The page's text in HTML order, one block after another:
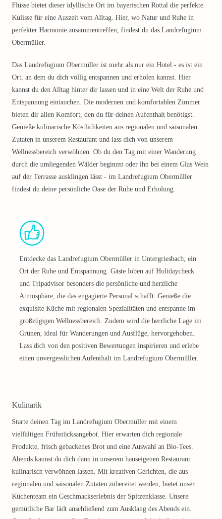
Flüsse bietet dieser idyllische Ort im bayerischen Rottal die perfekte
Kulisse für eine Auszeit vom Alltag. Hier, wo Natur und Ruhe in
perfekter Harmonie zusammentreffen, findest du das Landrefugium
Obermüller.
Das Landrefugium Obermüller ist mehr als nur ein Hotel - es ist ein
Ort, an dem du dich völlig entspannen und erholen kannst. Hier
kannst du den Alltag hinter dir lassen und in eine Welt der Ruhe und
Entspannung eintauchen. Die modernen und komfortablen Zimmer
bieten dir allen Komfort, den du für deinen Aufenthalt benötigst.
Genieße kulinarische Köstlichkeiten aus regionalen und saisonalen
Zutaten in unserem Restaurant und lass dich von unserem
Wellnessbereich verwöhnen. Ob du den Tag mit einer Wanderung
durch die umliegenden Wälder beginnst oder ihn bei einem Glas Wein
auf der Terrasse ausklingen lässt - im Landrefugium Obermüller
findest du deine persönliche Oase der Ruhe und Erholung.
Entdecke das Landrefugium Obermüller in Untergriesbach, ein
Ort der Ruhe und Entspannung. Gäste loben auf Holidaycheck
und Tripadvisor besonders die persönliche und herzliche
Atmosphäre, die das engagierte Personal schafft. Genieße die
exquisite Küche mit regionalen Spezialitäten und entspanne im
großzügigen Wellnessbereich. Zudem wird die herrliche Lage im
Grünen, ideal für Wanderungen und Ausflüge, hervorgehoben.
Lass dich von den positiven Bewertungen inspirieren und erlebe
einen unvergesslichen Aufenthalt im Landrefugium Obermüller.
Kulinarik
Starte deinen Tag im Landrefugium Obermüller mit einem
vielfältigen Frühstücksangebot. Hier erwarten dich regionale
Produkte, frisch gebackenes Brot und eine Auswahl an Bio-Tees.
Abends kannst du dich dann in unserem hauseigenen Restaurant
kulinarisch verwöhnen lassen. Mit kreativen Gerichten, die aus
regionalen und saisonalen Zutaten zubereitet werden, bietet unser
Küchenteam ein Geschmackserlebnis der Spitzenklasse. Unsere
gemütliche Bar lädt anschließend zum Ausklang des Abends ein.